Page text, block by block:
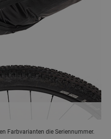
Farbvarianten die Seriennummer.